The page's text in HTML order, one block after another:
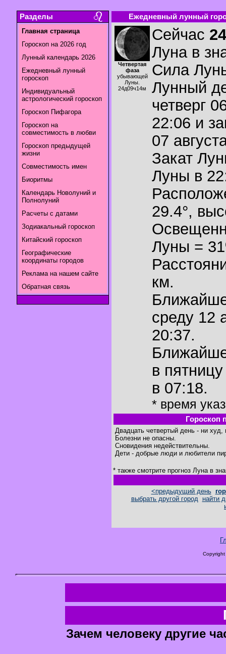
Разделы
Главная страница
Гороскоп на 2026 год
Лунный календарь 2026
Ежедневный лунный
гороскоп
Индивидуальный
астрологический гороскоп
Гороскоп Пифагора
Гороскоп на
совместимость в любви
Гороскоп предыдущей
жизни
Совместимость имен
Биоритмы
Календарь Новолуний и
Полнолуний
Расчеты с датами
Зодиакальный гороскоп
Китайский гороскоп
Географические
координаты городов
Реклама на нашем сайте
Обратная связь
Ежедневный лунный
Четвертая
фаза
убывающей
Луны.
24д09ч14м
Сейчас
Луна в
Сила
Лунный
четверг
22:06 и
07
Закат
Луны в
29.4°,
Луны =
км.
среду 12
20:37.
в
в 07:18.
* время
Гороскоп
Двадцать четвертый день - ни худ,
Болезни не опасны.
Сновидения недействительны.
Дети - добрые люди и любители
* также смотрите прогноз Луна в
<предыдущий день
выбрать другой город
найти
Зачем человеку другие